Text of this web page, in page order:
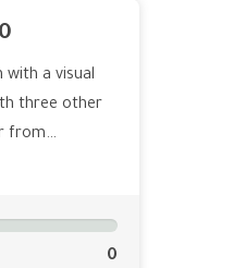
with a visual
three other
from…
0